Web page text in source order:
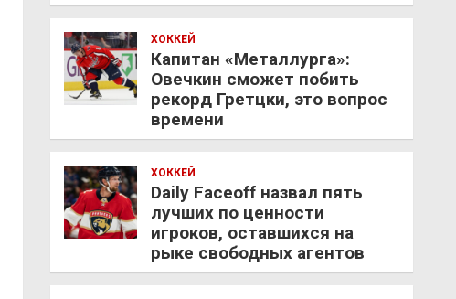
ХОККЕЙ
Капитан «Металлурга»:
Овечкин сможет побить
рекорд Гретцки, это вопрос
времени
ХОККЕЙ
Daily Faceoff назвал пять
лучших по ценности
игроков, оставшихся на
рыке свободных агентов